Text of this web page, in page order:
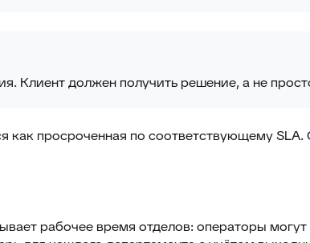
Клиент должен получить решение, а не
просроченная по соответствующему
рабочее время отделов: операторы